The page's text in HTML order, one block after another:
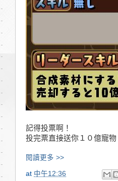
記得投票啊！
投完票直接送你１０億寵
閱讀更多 >>
at 中午12:36